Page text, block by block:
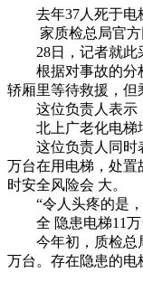
去年37人死于电
家质检总局官方网
28日，记者就此采
根据对事故的分析
轿厢里等待救援，但
这位负责人表示，
北上广老化电梯
这位负责人同时表
万台在用电梯，处置
时安全风险会 大。
“令人头疼的是，
全 隐患电梯11万
今年初，质检总局
万台。存在隐患的电